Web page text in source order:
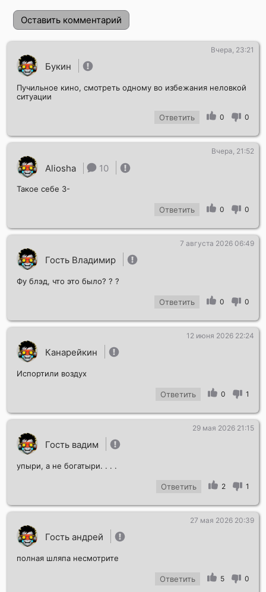
Оставить комментарий
Букин
Вчера, 23:21
Пучильное кино, смотреть одному во избежания неловкой
ситуации
Ответить 0 0
Aliosha 10
Вчера, 21:52
Такое себе 3-
Ответить 0 0
Гость Владимир
7 августа 2026 06:49
Фу блэд, что это было? ? ?
Ответить 0 0
Канарейкин
12 июня 2026 22:24
Испортили воздух
Ответить 0 1
Гость вадим
29 мая 2026 21:15
упыри, а не богатыри. . . .
Ответить 2 1
Гость андрей
27 мая 2026 20:39
полная шляпа несмотрите
Ответить 5 0